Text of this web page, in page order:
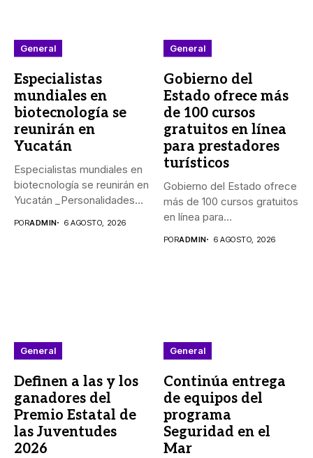
General
Especialistas
mundiales en
biotecnología se
reunirán en
Yucatán
Especialistas mundiales en
biotecnología se reunirán en
Yucatán _Personalidades
PORADMIN 6 AGOSTO, 2026
General
Gobierno del
Estado ofrece más
de 100 cursos
gratuitos en línea
para prestadores
turísticos
Gobierno del Estado ofrece
más de 100 cursos gratuitos
en línea para...
PORADMIN 6 AGOSTO, 2026
General
Definen a las y los
ganadores del
Premio Estatal de
las Juventudes
2026
General
Continúa entrega
de equipos del
programa
Seguridad en el
Mar